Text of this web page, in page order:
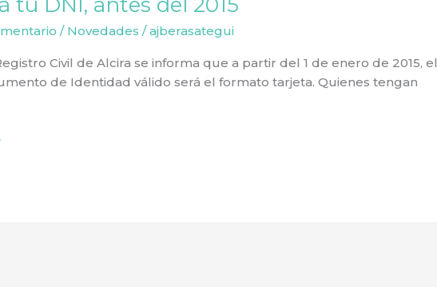
/ Novedades /ajberasategui
Civil de Alcira se informa que a partir del 1 de enero de 2015, el
de Identidad válido será el formato tarjeta. Quienes tengan